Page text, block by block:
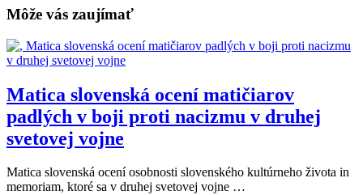
Môže vás zaujímať
Matica slovenská ocení matičiarov
padlých v boji proti nacizmu v druhej
svetovej vojne
Matica slovenská ocení osobnosti slovenského kultúrneho života in
memoriam, ktoré sa v druhej svetovej vojne …